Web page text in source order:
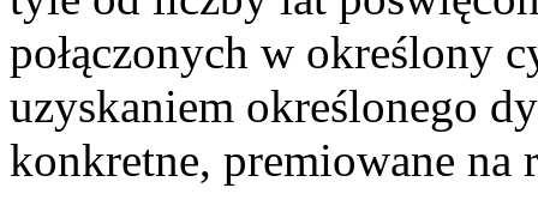
połączonych w określony
uzyskaniem określonego
konkretne, premiowane